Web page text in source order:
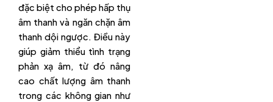
đặc biệt cho phép hấp thụ
âm thanh và ngăn chặn âm
thanh dội ngược. Điều này
giúp giảm thiểu tình trạng
phản xạ âm, từ đó nâng
cao chất lượng âm thanh
trong các không gian như